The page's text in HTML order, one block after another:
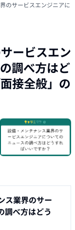
のサービスエンジニアに
ービスエン
調べ方はど
面接全般」の
ス業界のサー
調べ方はどう